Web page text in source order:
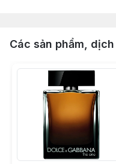
Các sản phẩm,